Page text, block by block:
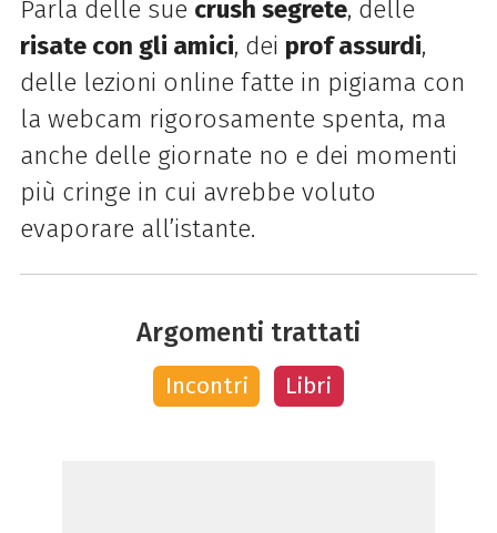
Parla delle sue crush segrete, delle
risate con gli amici, dei prof assurdi,
delle lezioni online fatte in pigiama con
la webcam rigorosamente spenta, ma
anche delle giornate no e dei momenti
più cringe in cui avrebbe voluto
evaporare all’istante.
Argomenti trattati
Incontri Libri